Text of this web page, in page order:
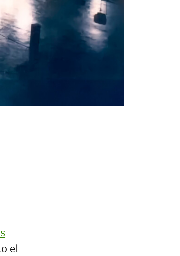
el